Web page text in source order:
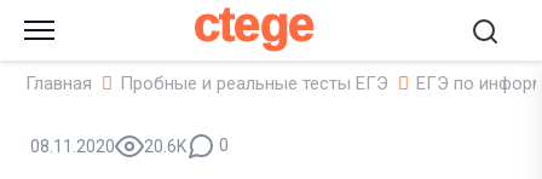
ctege
Главная Пробные и реальные тесты ЕГЭ ЕГЭ по
08.11.2020 20.6K 0